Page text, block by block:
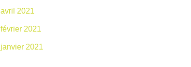
avril 2021
février 2021
janvier 2021